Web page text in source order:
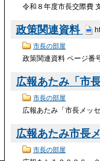
令和８年度市長交際費
政策関連資料
市長の部屋
政策関連資料 ページ
広報あたみ「市
市長の部屋
広報あたみ「市長メ
広報あたみ市長
市長の部屋